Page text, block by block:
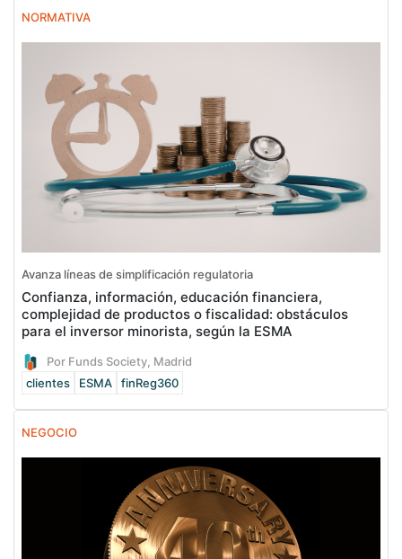
NORMATIVA
Avanza líneas de simplificación regulatoria
Confianza, información, educación financiera,
complejidad de productos o fiscalidad: obstáculos
para el inversor minorista, según la ESMA
Por Funds Society, Madrid
clientes
ESMA finReg360
NEGOCIO